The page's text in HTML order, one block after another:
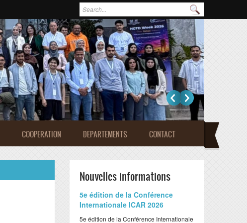
Formulaire de recherche
COOPERATION DEPARTEMENTS CONTACT
Nouvelles informations
​5e édition de la Conférence
Internationale ICAR 2026
​5e édition de la Conférence Internationale